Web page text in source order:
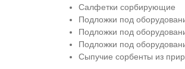
Салфетки сорбирующие
Подложки под
Подложки под
Подложки под
Сыпучие сорбенты из